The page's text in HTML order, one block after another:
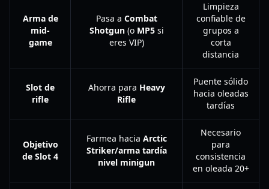
Arma de
mid-
game
Pasa a Combat
Shotgun(o MP5si
eres VIP)
Limpieza
confiable de
grupos a
corta
distancia
Slot de
rifle
Ahorra para Heavy
Rifle
Puente sólido
hacia oleadas
tardías
Objetivo
de Slot 4
Farmea hacia Arctic
Striker/arma tardía
nivel minigun
Necesario
para
consistencia
en oleada 20+